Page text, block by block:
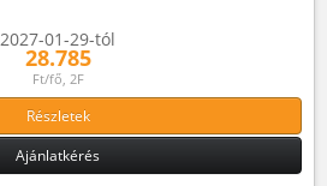
2027-01-29-tól
28.785
Ft/fő, 2F
Részletek
Ajánlatkérés